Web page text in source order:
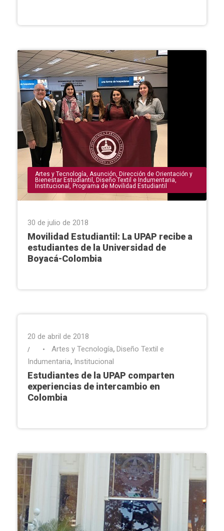
Artes y Tecnología Asunción Dirección de Orientación y
Bienestar Estudiantil
Diseño Textil e Indumentaria
Institucional
Programa de Movilidad Estudiantil
30 de julio de 2018
Movilidad Estudiantil: La UPAP recibe a
estudiantes de la Universidad de
Boyacá-Colombia
20 de abril de 2018
• Artes y Tecnología, Diseño Textil e
Indumentaria, Institucional
Estudiantes de la UPAP comparten
experiencias de intercambio en
Colombia